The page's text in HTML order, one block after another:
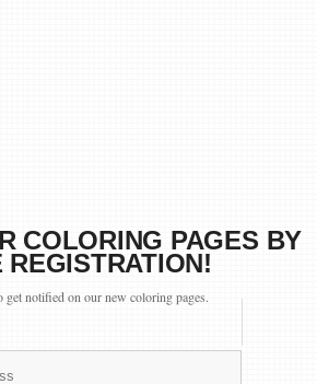
COLORING PAGES BY
get notified on our new coloring pages.